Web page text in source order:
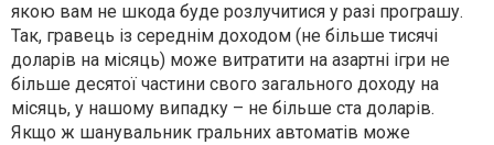
якою вам не шкода буде розлучитися у разі програшу.
Так, гравець із середнім доходом (не більше тисячі
доларів на місяць) може витратити на азартні ігри не
більше десятої частини свого загального доходу на
місяць, у нашому випадку – не більше ста доларів.
Якщо ж шанувальник гральних автоматів може